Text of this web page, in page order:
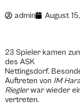
admin August
23 Spieler kamen
des ASK
Nettingsdorf.
Auftreten von IM
Rieglerwar wieder
vertreten.